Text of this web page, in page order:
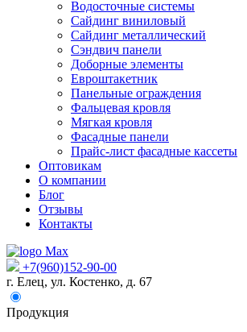
Водосточные системы
Сайдинг виниловый
Сайдинг металлический
Сэндвич панели
Доборные элементы
Евроштакетник
Панельные ограждения
Фальцевая кровля
Мягкая кровля
Фасадные панели
Прайс-лист фасадные кассеты
Оптовикам
О компании
Блог
Отзывы
Контакты
+7(960)152-90-00
г. Елец, ул. Костенко, д. 67
Продукция